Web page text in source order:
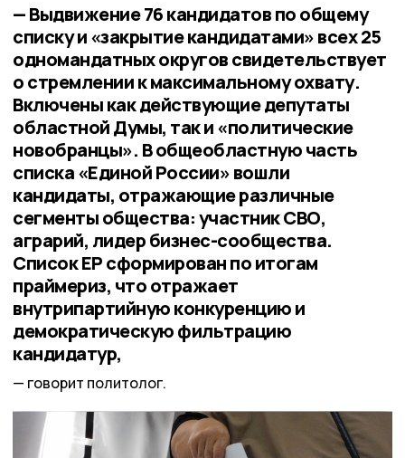
— Выдвижение 76 кандидатов по общему
списку и «закрытие кандидатами» всех 25
одномандатных округов свидетельствует
о стремлении к максимальному охвату.
Включены как действующие депутаты
областной Думы, так и «политические
новобранцы». В общеобластную часть
списка «Единой России» вошли
кандидаты, отражающие различные
сегменты общества: участник СВО,
аграрий, лидер бизнес-сообщества.
Список ЕР сформирован по итогам
праймериз, что отражает
внутрипартийную конкуренцию и
демократическую фильтрацию
кандидатур,
говорит политолог.